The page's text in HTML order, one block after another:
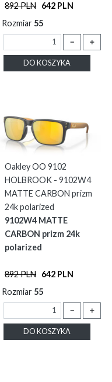
892 PLN 642 PLN
Rozmiar 55
－ ＋
DO KOSZYKA
Oakley OO 9102
HOLBROOK - 9102W4
MATTE CARBON prizm
24k polarized
9102W4 MATTE
CARBON prizm 24k
polarized
892 PLN 642 PLN
Rozmiar 55
－ ＋
DO KOSZYKA